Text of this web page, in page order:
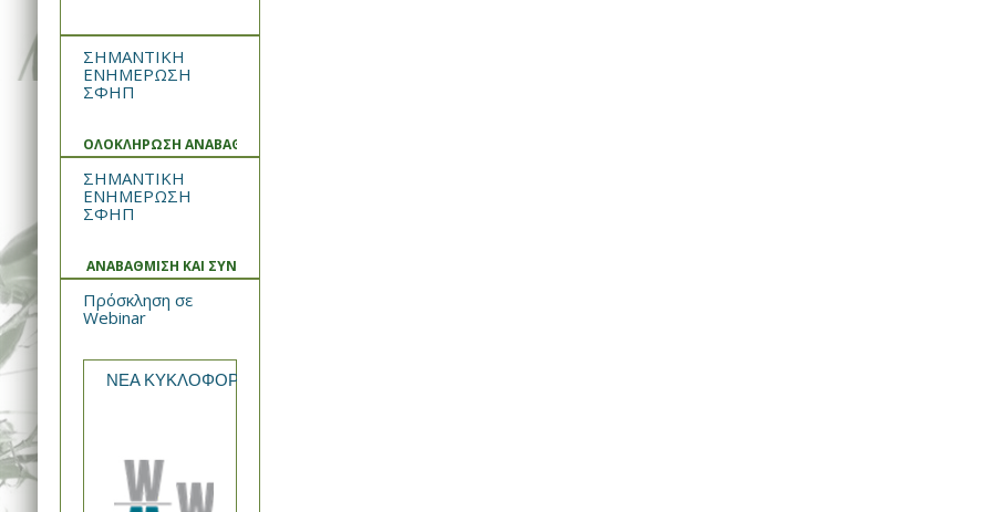
ΣΗΜΑΝΤΙΚΗ
ΕΝΗΜΕΡΩΣΗ
ΣΦΗΠ
ΟΛΟΚΛΗΡΩΣΗ ΑΝΑΒΑΘΜΙΣΗΣ ΚΑΙ ΣΥΝΤΗΡΗΣΗΣ ΣΥΣΤΗΜΑΤΟΣ
ΣΗΜΑΝΤΙΚΗ
ΕΝΗΜΕΡΩΣΗ
ΣΦΗΠ
ΑΝΑΒΑΘΜΙΣΗ ΚΑΙ ΣΥΝΤΗΡΗΣΗ ΣΥΣΤΗΜΑΤΟΣ
Πρόσκληση σε
Webinar
ΝΕΑ ΚΥΚΛΟΦΟΡΙΑ από την WIN MEDICA Rekomb®